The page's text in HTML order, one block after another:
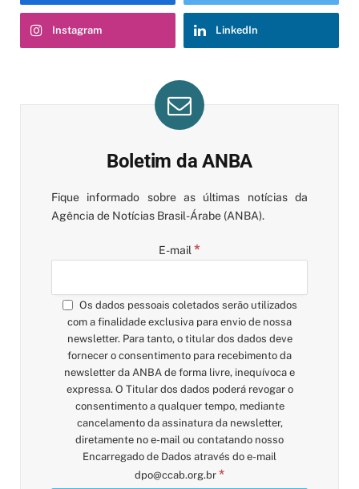
Instagram LinkedIn
Boletim da ANBA
Fique informado sobre as últimas notícias da
Agência de Notícias Brasil-Árabe (ANBA).
E-mail *
Os dados pessoais coletados serão utilizados
com a finalidade exclusiva para envio de nossa
newsletter. Para tanto, o titular dos dados deve
fornecer o consentimento para recebimento da
newsletter da ANBA de forma livre, inequívoca e
expressa. O Titular dos dados poderá revogar o
consentimento a qualquer tempo, mediante
cancelamento da assinatura da newsletter,
diretamente no e-mail ou contatando nosso
Encarregado de Dados através do e-mail
dpo@ccab.org.br *